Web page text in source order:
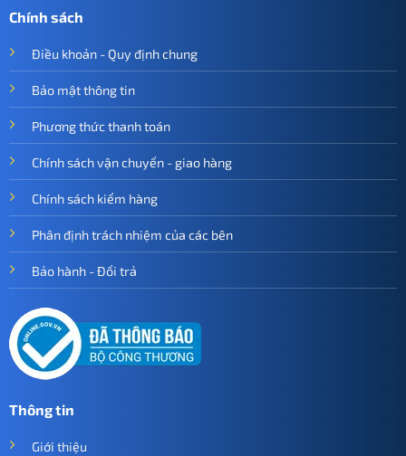
Chính sách
Điều khoản - Quy định chung
Bảo mật thông tin
Phương thức thanh toán
Chính sách vận chuyển - giao hàng
Chính sách kiểm hàng
Phân định trách nhiệm của các bên
Bảo hành - Đổi trả
Thông tin
Giới thiệu